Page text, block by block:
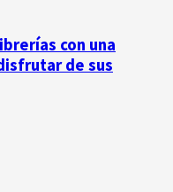
con una
de sus